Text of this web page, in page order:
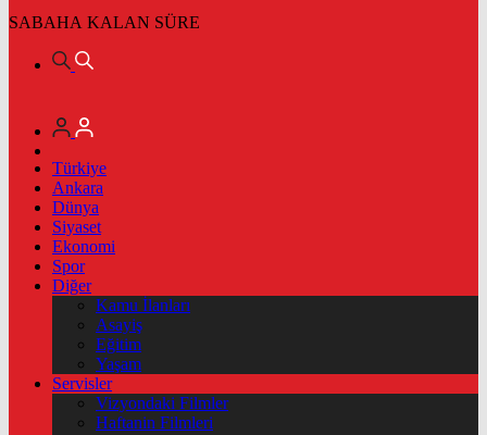
SABAHA KALAN SÜRE
Türkiye
Ankara
Dünya
Siyaset
Ekonomi
Spor
Diğer
Kamu İlanları
Asayiş
Eğitim
Yaşam
Servisler
Vizyondaki Filmler
Haftanin Filmleri